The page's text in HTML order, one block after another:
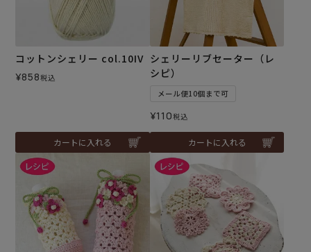
コットンシェリー col.10IV
¥858税込
カートに入れる
シェリーリブセーター（レ
シピ）
メール便10個まで可
¥110税込
カートに入れる